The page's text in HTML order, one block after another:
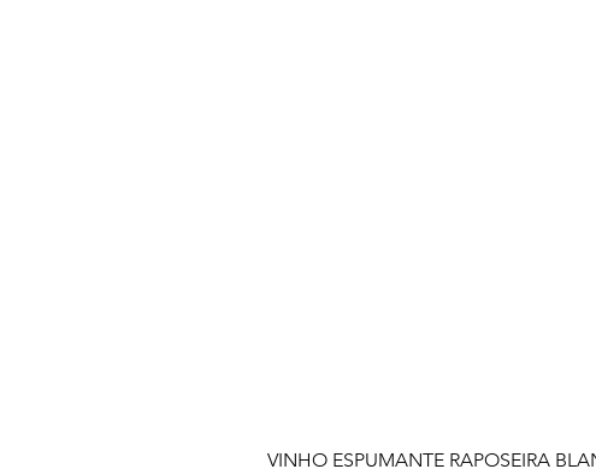
VINHO ESPUMANTE RAPOSEIRA